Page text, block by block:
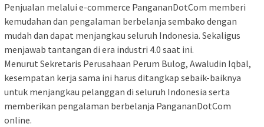
Penjualan melalui e-commerce PangananDotCom memberi
kemudahan dan pengalaman berbelanja sembako dengan
mudah dan dapat menjangkau seluruh Indonesia. Sekaligus
menjawab tantangan di era industri 4.0 saat ini.
Menurut Sekretaris Perusahaan Perum Bulog, Awaludin Iqbal,
kesempatan kerja sama ini harus ditangkap sebaik-baiknya
untuk menjangkau pelanggan di seluruh Indonesia serta
memberikan pengalaman berbelanja PangananDotCom
online.